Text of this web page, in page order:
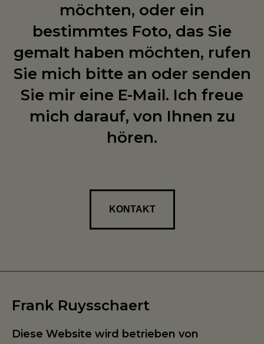
möchten, oder ein
bestimmtes Foto, das Sie
gemalt haben möchten, rufen
Sie mich bitte an oder senden
Sie mir eine E-Mail. Ich freue
mich darauf, von Ihnen zu
hören.
KONTAKT
Frank Ruysschaert
Diese Website wird betrieben von